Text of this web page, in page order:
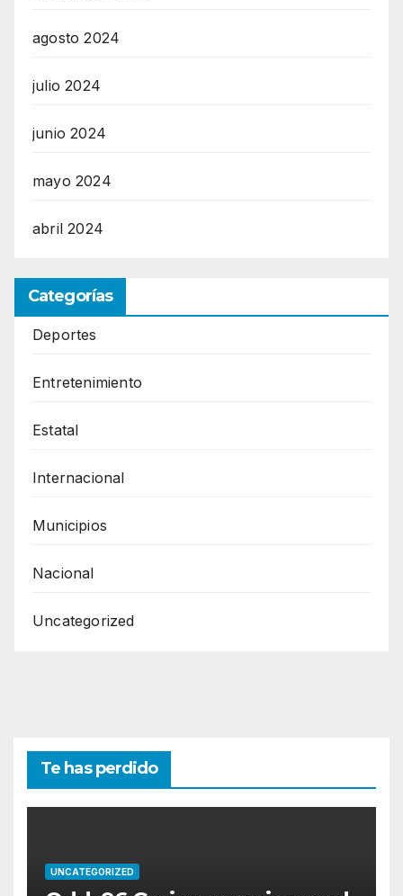
agosto 2024
julio 2024
junio 2024
mayo 2024
abril 2024
Categorías
Deportes
Entretenimiento
Estatal
Internacional
Municipios
Nacional
Uncategorized
Te has perdido
UNCATEGORIZED